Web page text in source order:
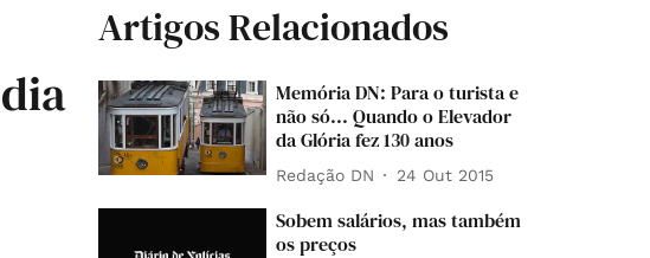
Artigos Relacionados
Memória DN: Para o turista e
não só... Quando o Elevador
da Glória fez 130 anos
Redação DN 24 Out 2015
Sobem salários, mas também
os preços